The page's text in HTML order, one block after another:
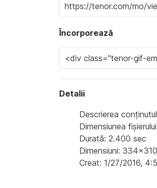
Încorporează
Detalii
Descrierea
Dimensiunea
Durată: 2.400 sec
Dimensiuni: 334x310
Creat: 1/27/2016,